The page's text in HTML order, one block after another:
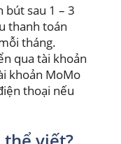
bút sau 1 – 3
thanh toán
tháng.
qua tài khoản
khoản MoMo
thoại nếu